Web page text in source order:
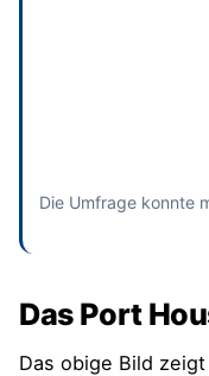
Die Umfrage konnte
Das Port
Das obige Bild